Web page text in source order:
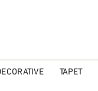
TAPET